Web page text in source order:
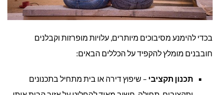
בכדי להימנע מסיבוכים מיותרים, עלויות מופרזות וקבלנים
חובבנים מומלץ להקפיד על הכללים הבאים:
תכנון תקציבי – שיפוץ דירה או בית מתחיל בתכנונים